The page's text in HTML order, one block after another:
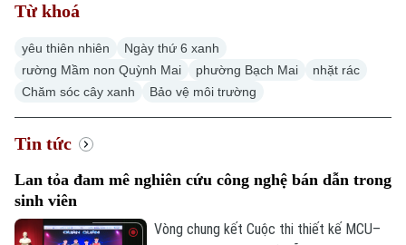
Từ khoá
yêu thiên nhiên
Ngày thứ 6 xanh
rường Mầm non Quỳnh Mai
phường Bạch Mai
nhặt rác
Chăm sóc cây xanh
Bảo vệ môi trường
Tin tức
Lan tỏa đam mê nghiên cứu công nghệ bán dẫn trong
sinh viên
Vòng chung kết Cuộc thi thiết kế MCU–